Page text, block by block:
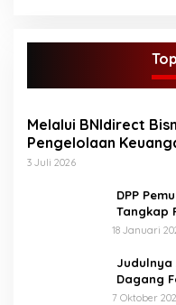
Melalui BNIdirect
Pengelolaan
3 Juli 2026
DPP
Tangkap
18 Januari
Judulnya
Dagang
Paslon
7 Oktober